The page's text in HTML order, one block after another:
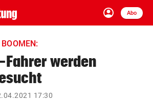
account_circle
Anmelden
Abo
close Schließen
Fahrer werden
17:30